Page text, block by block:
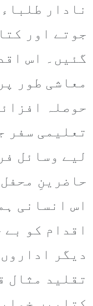
نادار
جوتے اور
گئیں۔ اس
معاشی طور
حوصلہ
تعلیمی سفر
لیے وسائل
حاضرینِ
اس انسانی
اقدام کو
دیگر
تقلید مثال